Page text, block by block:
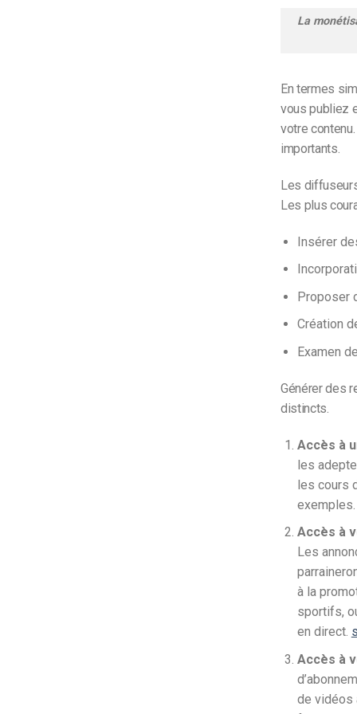
La
En termes
vous publiez
votre
importants.
Les
Les plus
Insérer
Proposer
Création
Examen
Générer des
distincts.
Accès à
les
les cours
exemples.
Accès à
Les
à la
sportifs,
en direct.
Accès à
de vidéos